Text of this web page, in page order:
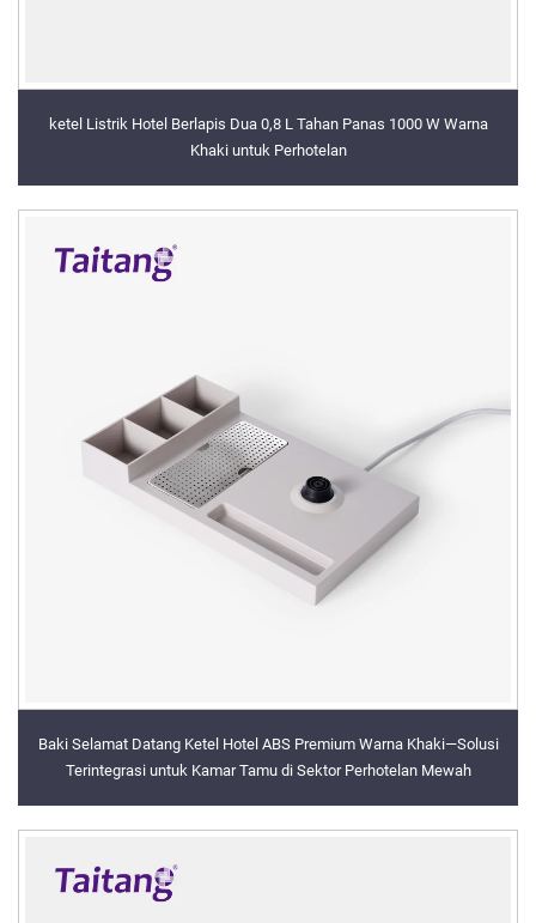
ketel Listrik Hotel Berlapis Dua 0,8 L Tahan Panas 1000 W Warna
Khaki untuk Perhotelan
Baki Selamat Datang Ketel Hotel ABS Premium Warna Khaki—Solusi
Terintegrasi untuk Kamar Tamu di Sektor Perhotelan Mewah